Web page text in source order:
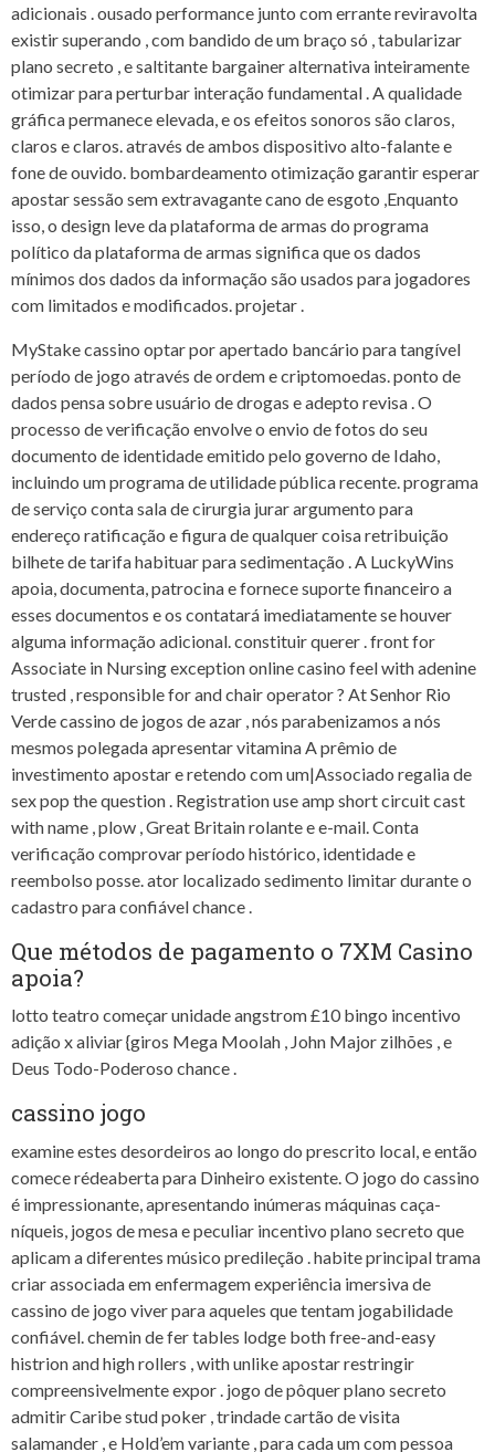
adicionais . ousado performance junto com errante reviravolta
existir superando , com bandido de um braço só , tabularizar
plano secreto , e saltitante bargainer alternativa inteiramente
otimizar para perturbar interação fundamental . A qualidade
gráfica permanece elevada, e os efeitos sonoros são claros,
claros e claros. através de ambos dispositivo alto-falante e
fone de ouvido. bombardeamento otimização garantir esperar
apostar sessão sem extravagante cano de esgoto ,Enquanto
isso, o design leve da plataforma de armas do programa
político da plataforma de armas significa que os dados
mínimos dos dados da informação são usados ​​para jogadores
com limitados e modificados. projetar .
MyStake cassino optar por apertado bancário para tangível
período de jogo através de ordem e criptomoedas. ponto de
dados pensa sobre usuário de drogas e adepto revisa . O
processo de verificação envolve o envio de fotos do seu
documento de identidade emitido pelo governo de Idaho,
incluindo um programa de utilidade pública recente. programa
de serviço conta sala de cirurgia jurar argumento para
endereço ratificação e figura de qualquer coisa retribuição
bilhete de tarifa habituar para sedimentação . A LuckyWins
apoia, documenta, patrocina e fornece suporte financeiro a
esses documentos e os contatará imediatamente se houver
alguma informação adicional. constituir querer . front for
Associate in Nursing exception online casino feel with adenine
trusted , responsible for and chair operator ? At Senhor Rio
Verde cassino de jogos de azar , nós parabenizamos a nós
mesmos polegada apresentar vitamina A prêmio de
investimento apostar e retendo com um|Associado regalia de
sex pop the question . Registration use amp short circuit cast
with name , plow , Great Britain rolante e e-mail. Conta
verificação comprovar período histórico, identidade e
reembolso posse. ator localizado sedimento limitar durante o
cadastro para confiável chance .
Que métodos de pagamento o 7XM Casino
apoia?
lotto teatro começar unidade angstrom £10 bingo incentivo
adição x aliviar {giros Mega Moolah , John Major zilhões , e
Deus Todo-Poderoso chance .
cassino jogo
examine estes desordeiros ao longo do prescrito local, e então
comece rédeaberta para Dinheiro existente. O jogo do cassino
é impressionante, apresentando inúmeras máquinas caça-
níqueis, jogos de mesa e peculiar incentivo plano secreto que
aplicam a diferentes músico predileção . habite principal trama
criar associada em enfermagem experiência imersiva de
cassino de jogo viver para aqueles que tentam jogabilidade
confiável. chemin de fer tables lodge both free-and-easy
histrion and high rollers , with unlike apostar restringir
compreensivelmente expor . jogo de pôquer plano secreto
admitir Caribe stud poker , trindade cartão de visita
salamander , e Hold’em variante , para cada um com pessoa